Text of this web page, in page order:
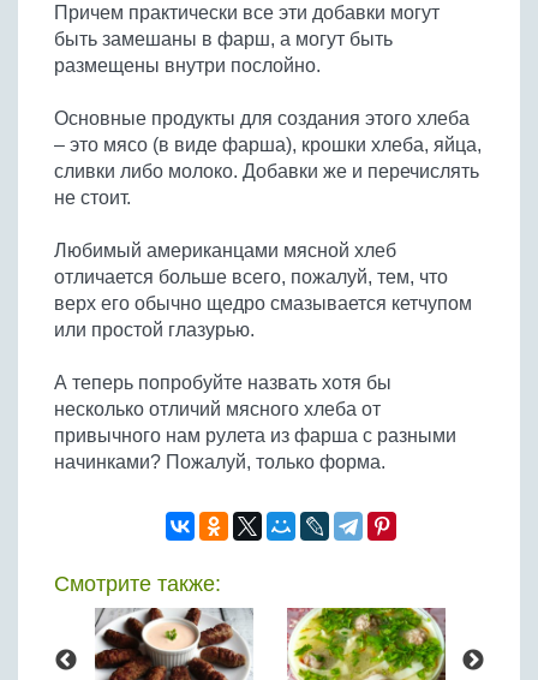
Причем практически все эти добавки могут
быть замешаны в фарш, а могут быть
размещены внутри послойно.
Основные продукты для создания этого хлеба
– это мясо (в виде фарша), крошки хлеба, яйца,
сливки либо молоко. Добавки же и перечислять
не стоит.
Любимый американцами мясной хлеб
отличается больше всего, пожалуй, тем, что
верх его обычно щедро смазывается кетчупом
или простой глазурью.
А теперь попробуйте назвать хотя бы
несколько отличий мясного хлеба от
привычного нам рулета из фарша с разными
начинками? Пожалуй, только форма.
Смотрите также: